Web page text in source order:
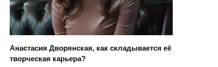
Анастасия Дворянская, как складывается её
творческая карьера?